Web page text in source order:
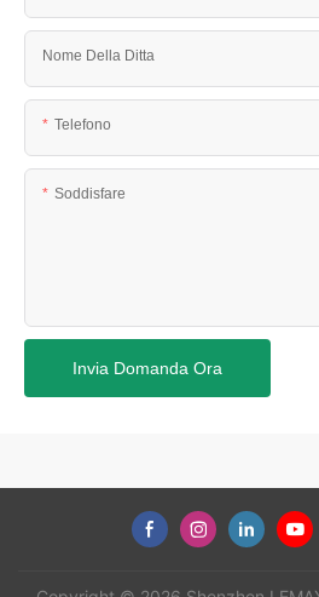
Nome Della Ditta
Telefono
Soddisfare
Invia Domanda Ora